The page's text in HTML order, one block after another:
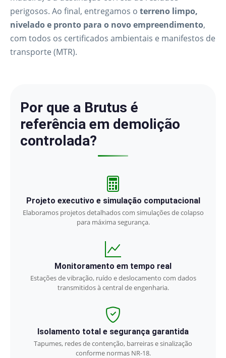
perigosos. Ao final, entregamos o terreno limpo,
nivelado e pronto para o novo empreendimento,
com todos os certificados ambientais e manifestos de
transporte (MTR).
Por que a Brutus é
referência em demolição
controlada?
Projeto executivo e simulação computacional
Elaboramos projetos detalhados com simulações de colapso
para máxima segurança.
Monitoramento em tempo real
Estações de vibração, ruído e deslocamento com dados
transmitidos à central de engenharia.
Isolamento total e segurança garantida
Tapumes, redes de contenção, barreiras e sinalização
conforme normas NR-18.